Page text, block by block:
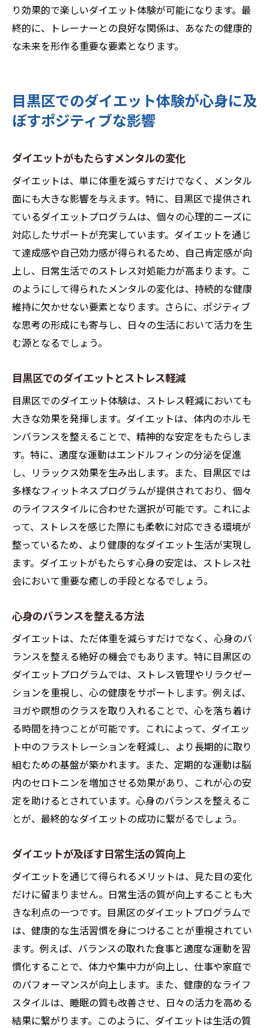
り効果的で楽しいダイエット体験が可能になります。最
終的に、トレーナーとの良好な関係は、あなたの健康的
な未来を形作る重要な要素となります。
目黒区でのダイエット体験が心身に及
ぼすポジティブな影響
ダイエットがもたらすメンタルの変化
ダイエットは、単に体重を減らすだけでなく、メンタル
面にも大きな影響を与えます。特に、目黒区で提供され
ているダイエットプログラムは、個々の心理的ニーズに
対応したサポートが充実しています。ダイエットを通じ
て達成感や自己効力感が得られるため、自己肯定感が向
上し、日常生活でのストレス対処能力が高まります。こ
のようにして得られたメンタルの変化は、持続的な健康
維持に欠かせない要素となります。さらに、ポジティブ
な思考の形成にも寄与し、日々の生活において活力を生
む源となるでしょう。
目黒区でのダイエットとストレス軽減
目黒区でのダイエット体験は、ストレス軽減においても
大きな効果を発揮します。ダイエットは、体内のホルモ
ンバランスを整えることで、精神的な安定をもたらしま
す。特に、適度な運動はエンドルフィンの分泌を促進
し、リラックス効果を生み出します。また、目黒区では
多様なフィットネスプログラムが提供されており、個々
のライフスタイルに合わせた選択が可能です。これによ
って、ストレスを感じた際にも柔軟に対応できる環境が
整っているため、より健康的なダイエット生活が実現し
ます。ダイエットがもたらす心身の安定は、ストレス社
会において重要な癒しの手段となるでしょう。
心身のバランスを整える方法
ダイエットは、ただ体重を減らすだけでなく、心身のバ
ランスを整える絶好の機会でもあります。特に目黒区の
ダイエットプログラムでは、ストレス管理やリラクゼー
ションを重視し、心の健康をサポートします。例えば、
ヨガや瞑想のクラスを取り入れることで、心を落ち着け
る時間を持つことが可能です。これによって、ダイエッ
ト中のフラストレーションを軽減し、より長期的に取り
組むための基盤が築かれます。また、定期的な運動は脳
内のセロトニンを増加させる効果があり、これが心の安
定を助けるとされています。心身のバランスを整えるこ
とが、最終的なダイエットの成功に繋がるでしょう。
ダイエットが及ぼす日常生活の質向上
ダイエットを通じて得られるメリットは、見た目の変化
だけに留まりません。日常生活の質が向上することも大
きな利点の一つです。目黒区のダイエットプログラムで
は、健康的な生活習慣を身につけることが重視されてい
ます。例えば、バランスの取れた食事と適度な運動を習
慣化することで、体力や集中力が向上し、仕事や家庭で
のパフォーマンスが向上します。また、健康的なライフ
スタイルは、睡眠の質も改善させ、日々の活力を高める
結果に繋がります。このように、ダイエットは生活の質